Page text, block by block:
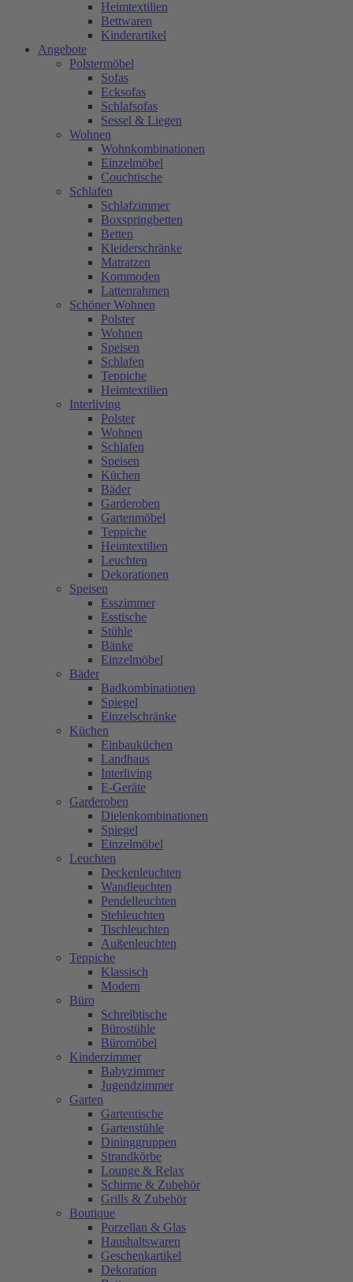
Heimtextilien
Bettwaren
Kinderartikel
Angebote
Polstermöbel
Sofas
Ecksofas
Schlafsofas
Sessel & Liegen
Wohnen
Wohnkombinationen
Einzelmöbel
Couchtische
Schlafen
Schlafzimmer
Boxspringbetten
Betten
Kleiderschränke
Matratzen
Kommoden
Lattenrahmen
Schöner Wohnen
Polster
Wohnen
Speisen
Schlafen
Teppiche
Heimtextilien
Interliving
Polster
Wohnen
Schlafen
Speisen
Küchen
Bäder
Garderoben
Gartenmöbel
Teppiche
Heimtextilien
Leuchten
Dekorationen
Speisen
Esszimmer
Esstische
Stühle
Bänke
Einzelmöbel
Bäder
Badkombinationen
Spiegel
Einzelschränke
Küchen
Einbauküchen
Landhaus
Interliving
E-Geräte
Garderoben
Dielenkombinationen
Spiegel
Einzelmöbel
Leuchten
Deckenleuchten
Wandleuchten
Pendelleuchten
Stehleuchten
Tischleuchten
Außenleuchten
Teppiche
Klassisch
Modern
Büro
Schreibtische
Bürostühle
Büromöbel
Kinderzimmer
Babyzimmer
Jugendzimmer
Garten
Gartentische
Gartenstühle
Dininggruppen
Strandkörbe
Lounge & Relax
Schirme & Zubehör
Grills & Zubehör
Boutique
Porzellan & Glas
Haushaltswaren
Geschenkartikel
Dekoration